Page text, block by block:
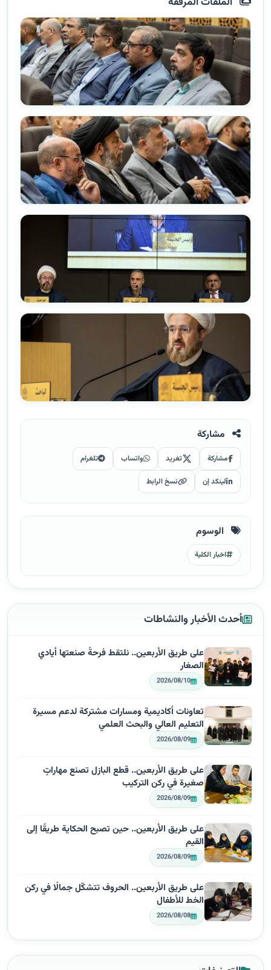
مشاركة
مشاركة تغريد واتساب تلغرام
لينكد إن نسخ الرابط
الوسوم
اخبار الكلية
أحدث الأخبار والنشاطات
على طريق الأربعين.. نلتقط فرحةً صنعتها أيادي
الصغار
2026/08/10
تعاونات أكاديمية ومسارات مشتركة لدعم مسيرة
التعليم العالي والبحث العلمي
2026/08/09
على طريق الأربعين.. قطع البازل تصنع مهاراتٍ
صغيرة في ركن التركيب
2026/08/09
على طريق الأربعين.. حين تصبح الحكاية طريقًا إلى
القيم
2026/08/09
على طريق الأربعين.. الحروف تتشكّل جمالًا في ركن
الخط للأطفال
2026/08/08